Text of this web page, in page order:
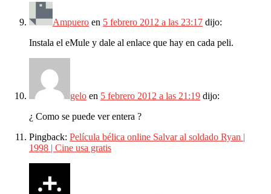
Ampuero en 5 febrero 2012 a las 23:17 dijo:
Instala el eMule y dale al enlace que hay en cada peli.
gelo en 5 febrero 2012 a las 21:19 dijo:
¿ Como se puede ver entera ?
Pingback: Película bélica online Salvar al soldado Ryan |
1998 | Cine usa gratis